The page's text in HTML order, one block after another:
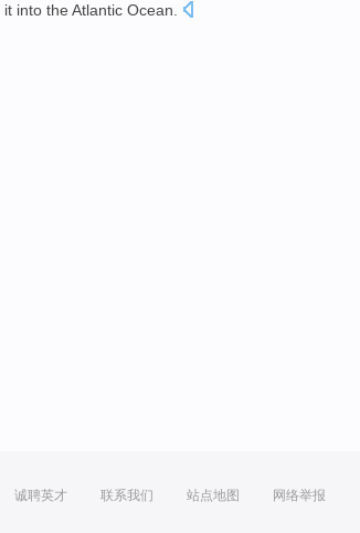
it into the Atlantic Ocean
诚聘英才 联系我们 站点地图 网络举报